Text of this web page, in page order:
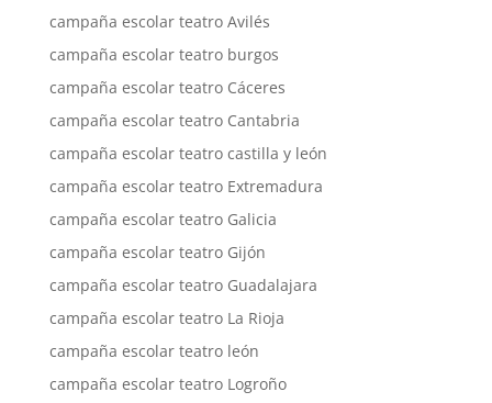
campaña escolar teatro Avilés
campaña escolar teatro burgos
campaña escolar teatro Cáceres
campaña escolar teatro Cantabria
campaña escolar teatro castilla y león
campaña escolar teatro Extremadura
campaña escolar teatro Galicia
campaña escolar teatro Gijón
campaña escolar teatro Guadalajara
campaña escolar teatro La Rioja
campaña escolar teatro león
campaña escolar teatro Logroño